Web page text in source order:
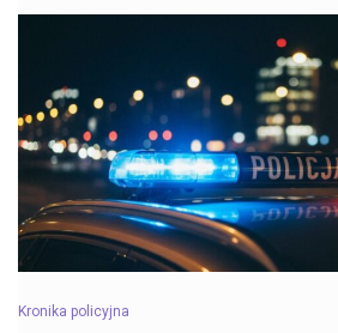
Kronika policyjna